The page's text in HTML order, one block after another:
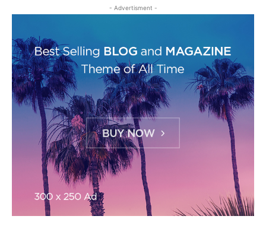
- Advertisment -